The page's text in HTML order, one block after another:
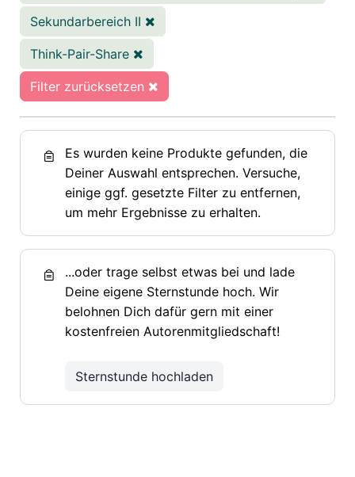
Sekundarbereich II
Think-Pair-Share
Filter zurücksetzen
Es wurden keine Produkte gefunden, die
Deiner Auswahl entsprechen. Versuche,
einige ggf. gesetzte Filter zu entfernen,
um mehr Ergebnisse zu erhalten.
...oder trage selbst etwas bei und lade
Deine eigene Sternstunde hoch. Wir
belohnen Dich dafür gern mit einer
kostenfreien Autorenmitgliedschaft!
Sternstunde hochladen